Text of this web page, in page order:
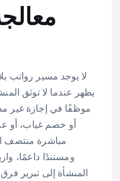
لا يوجد مسير رواتب
يظهر عندما لا توثق
موظفًا في إجازة غير
أو خصم غياب، أو
مباشرة منتصف
ومستندًا داعمًا،
المنشأة إلى تبرير